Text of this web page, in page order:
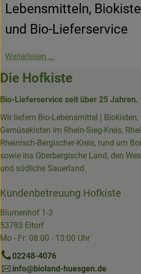
Lebensmitteln,
und Bio-Lieferservice
Weiterlesen ...
Die Hofkiste
Bio-Lieferservice seit über 25 Jahren.
Wir liefern Bio-Lebensmittel |
Gemüsekisten im Rhein-Sieg-Kreis,
Rheinisch-Bergischer-Kreis, rund um
sowie ins Oberbergische Land, den
und südliche Sauerland.
Kundenbetreuung Hofkiste
Blumenhof 1-3
53783 Eitorf
Mo - Fr: 08:00 - 13:00 Uhr
02248-4076
info@bioland-huesgen.de